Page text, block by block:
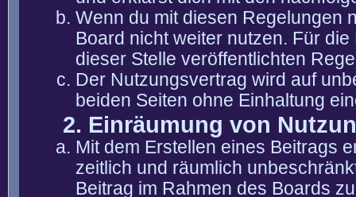
Wenn du mit diesen Regelungen
Board nicht weiter nutzen. Für
dieser Stelle veröffentlichten
Der Nutzungsvertrag wird auf
beiden Seiten ohne Einhaltung
2. Einräumung von
Mit dem Erstellen eines Beitrags
zeitlich und räumlich
Beitrag im Rahmen des Boards